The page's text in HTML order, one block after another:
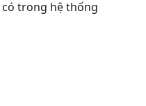
trong hệ thống